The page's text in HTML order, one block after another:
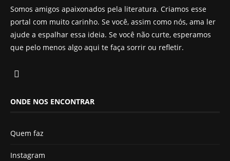
Somos amigos apaixonados pela literatura. Criamos esse
portal com muito carinho. Se você, assim como nós, ama ler
ajude a espalhar essa ideia. Se você não curte, esperamos
que pelo menos algo aqui te faça sorrir ou refletir.
ONDE NOS ENCONTRAR
Quem faz
Instagram